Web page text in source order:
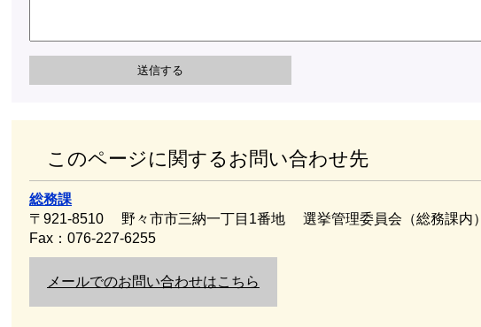
このページに関するお問い合わせ先
総務課
〒921-8510
野々市市三納一丁目1番地 選挙管理委員会（総務課内）
Fax：076-227-6255
メールでのお問い合わせはこちら